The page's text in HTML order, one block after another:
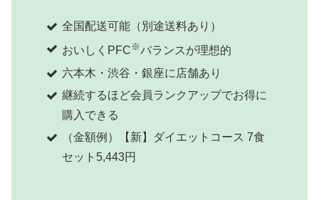
全国配送可能（別途送料あり）
おいしくPFC ※バランスが理想的
六本木・渋谷・銀座に店舗あり
継続するほど会員ランクアップでお得に
購入できる
（金額例）【新】ダイエットコース 7食
セット5,443円